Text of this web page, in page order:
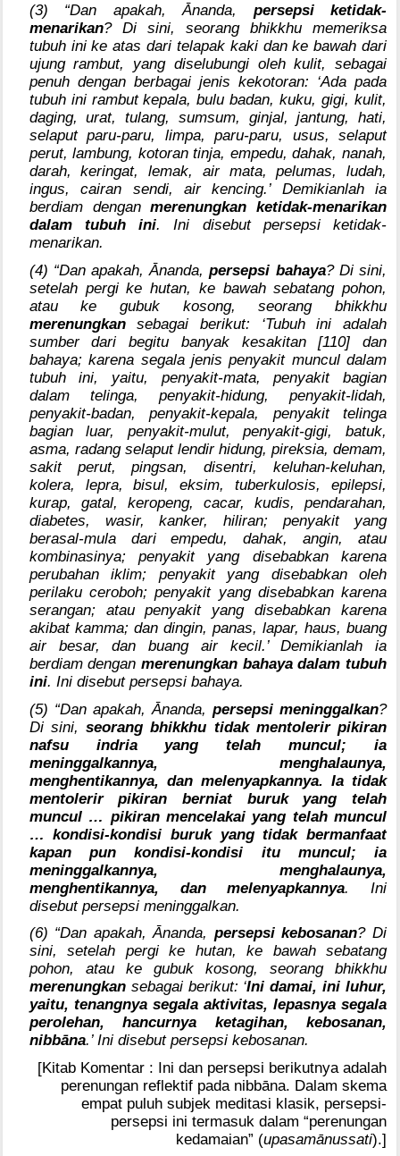
(3) “Dan apakah, Ānanda, persepsi ketidak-
menarikan? Di sini, seorang bhikkhu memeriksa
tubuh ini ke atas dari telapak kaki dan ke bawah dari
ujung rambut, yang diselubungi oleh kulit, sebagai
penuh dengan berbagai jenis kekotoran: ‘Ada pada
tubuh ini rambut kepala, bulu badan, kuku, gigi, kulit,
daging, urat, tulang, sumsum, ginjal, jantung, hati,
selaput paru-paru, limpa, paru-paru, usus, selaput
perut, lambung, kotoran tinja, empedu, dahak, nanah,
darah, keringat, lemak, air mata, pelumas, ludah,
ingus, cairan sendi, air kencing.’ Demikianlah ia
berdiam denganmerenungkan ketidak-menarikan
dalam tubuh ini. Ini disebut persepsi ketidak-
menarikan.
(4) “Dan apakah, Ānanda,persepsi bahaya? Di sini,
setelah pergi ke hutan, ke bawah sebatang pohon,
atau ke gubuk kosong, seorang bhikkhu
merenungkansebagai berikut: ‘Tubuh ini adalah
sumber dari begitu banyak kesakitan [110] dan
bahaya; karena segala jenis penyakit muncul dalam
tubuh ini, yaitu, penyakit-mata, penyakit bagian
dalam telinga, penyakit-hidung, penyakit-lidah,
penyakit-badan, penyakit-kepala, penyakit telinga
bagian luar, penyakit-mulut, penyakit-gigi, batuk,
asma, radang selaput lendir hidung, pireksia, demam,
sakit perut, pingsan, disentri, keluhan-keluhan,
kolera, lepra, bisul, eksim, tuberkulosis, epilepsi,
kurap, gatal, keropeng, cacar, kudis, pendarahan,
diabetes, wasir, kanker, hiliran; penyakit yang
berasal-mula dari empedu, dahak, angin, atau
kombinasinya; penyakit yang disebabkan karena
perubahan iklim; penyakit yang disebabkan oleh
perilaku ceroboh; penyakit yang disebabkan karena
serangan; atau penyakit yang disebabkan karena
akibat kamma; dan dingin, panas, lapar, haus, buang
air besar, dan buang air kecil.’ Demikianlah ia
berdiam denganmerenungkan bahaya dalam tubuh
ini. Ini disebut persepsi bahaya.
(5) “Dan apakah, Ānanda, persepsi meninggalkan?
Di sini,seorang bhikkhu tidak mentolerir pikiran
nafsu indria yang telah muncul; ia
meninggalkannya, menghalaunya,
menghentikannya, dan melenyapkannya. Ia tidak
mentolerir pikiran berniat buruk yang telah
muncul … pikiran mencelakai yang telah muncul
… kondisi-kondisi buruk yang tidak bermanfaat
kapan pun kondisi-kondisi itu muncul; ia
meninggalkannya, menghalaunya,
menghentikannya, dan melenyapkannya. Ini
disebut persepsi meninggalkan.
(6) “Dan apakah, Ānanda, persepsi kebosanan? Di
sini, setelah pergi ke hutan, ke bawah sebatang
pohon, atau ke gubuk kosong, seorang bhikkhu
merenungkansebagai berikut: ‘Ini damai, ini luhur,
yaitu, tenangnya segala aktivitas, lepasnya segala
perolehan, hancurnya ketagihan, kebosanan,
nibbāna.’ Ini disebut persepsi kebosanan.
[Kitab Komentar : Ini dan persepsi berikutnya adalah
perenungan reflektif pada nibbāna. Dalam skema
empat puluh subjek meditasi klasik, persepsi-
persepsi ini termasuk dalam “perenungan
kedamaian” (upasamānussati).]